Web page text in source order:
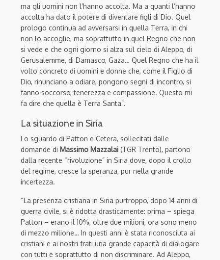
ma gli uomini non l’hanno accolta. Ma a quanti l’hanno
accolta ha dato il potere di diventare figli di Dio. Quel
prologo continua ad avversarsi in quella Terra, in chi
non lo accoglie, ma soprattutto in quel Regno che non
si vede e che ogni giorno si alza sul cielo di Aleppo, di
Gerusalemme, di Damasco, Gaza… Quel Regno che ha il
volto concreto di uomini e donne che, come il Figlio di
Dio, rinunciano a odiare, pongono segni di incontro, si
fanno soccorso, tenerezza e compassione. Questo mi
fa dire che quella è Terra Santa”.
La situazione in Siria
Lo sguardo di Patton e Cetera, sollecitati dalle
domande di Massimo Mazzalai (TGR Trento), partono
dalla recente “rivoluzione” in Siria dove, dopo il crollo
del regime, cresce la speranza, pur nella grande
incertezza.
“La presenza cristiana in Siria purtroppo, dopo 14 anni di
guerra civile, si è ridotta drasticamente: prima – spiega
Patton – erano il 10%, oltre due milioni, ora sono meno
di mezzo milione… In questi anni è stata riconosciuta ai
cristiani e ai nostri frati una grande capacità di dialogare
con tutti e soprattutto di non discriminare. Ad Aleppo,